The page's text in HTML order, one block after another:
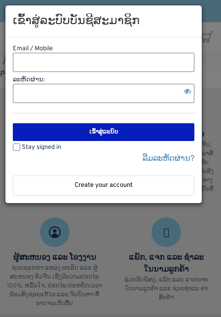
Please Login first
ພວກເຮົາມີລະບົບການຮັກສາຄວາມປອດ
ການຂົນສົ່ງ ຈີນ ລາວ ຈີນ
ບໍລິການຂົນສົ່ງ ຈີນ ລາວ ແລະ ລາວຈີນ,
ຂົນສົ່ງ ໄທ ລາວ ແລະ ລາວ ໄທ, ເຄັຍພາສີ
ແລ່ນຫນັງສື ຊິ້ບປີ້ງ ພ້ອມທັງມີລົດ ຮັບ
ເຄື່ອງຈາກຫນ້າໂຮງງານ ສະເພາະ ຂົນສົ່ງ
ທງຈີນ : ພວກເຮົາມີ ຂົນສົ່ງ ທາງລົດ, ທາງ
ເຮື່ອ, ທາງລົດໄຟ ແລະ ຂົນສົ່ງເຄື່ອງເຢັນທີ່
ສ່າງຄຸນມີ້ງ
ຜູ້ສະຫນອງ ແລະ ໂຮງງານ
ຊ່ວຍຊອກຫາ ແຫລ່ງ ຜະລິດ ແລະ ຜູ້
ສະຫນອງ ທົ່ວຈີນ ເຊິ່ງມີຄວາມປອດໄພ
100%, ຫມັ້ນໃຈ, ປອດໄພ ປະຫຍັດເວລາ
ພ້ອມທັງຊ່ອຍແກ້ໄຂ ແລະ ຈົບບັນຫາ ທີ່
ອາດຈະເກີດຂື້ນ
ແພັກ, ແຈກ ແລະ ຊຳລະ
ໃນນາມລູກຄ້າ
ຊ່ວຍຮັບພັສດຸ, ແພັກ ແລະ ແຈກຍາຍ
ໃນນາມລູກຄ້າ ແລະ ຊ່ວຍຊຳລະ ຄ່າ
ສິນຄ້າ
ເຂົ້າສູ່ລະບົບບັນຊີສະມາຊິກ
Email / Mobile
ລະຫັດຜ່ານ:
ເຂົ້າສູ່ລະບົບ
Stay signed in
ລືມລະຫັດຜ່ານ?
Create your account